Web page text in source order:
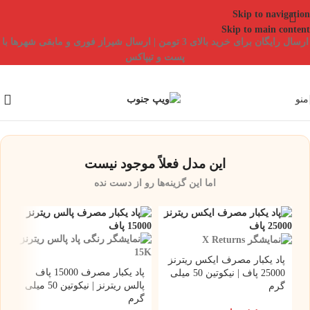
Skip to navigation
Skip to main content
ارسال رایگان برای خرید بالای 3 تومن | ارسال شیراز فوری و مابقی شهرها با
پست و تیپاکس
منو
این مدل فعلاً موجود نیست
اما این گزینه‌ها رو از دست نده
پاد یکبار مصرف ایکس ریترنز
25000 پاف | نیکوتین 50 میلی
گرم
پاد یکبار مصرف 15000 پاف
پالس ریترنز | نیکوتین 50 میلی
گرم